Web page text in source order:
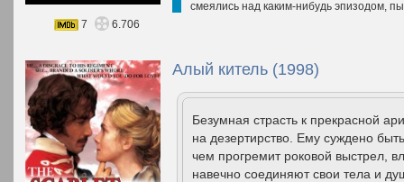
смеялись над каким-нибудь эпизодом,
7
6.706
Алый китель (1998)
Безумная страсть к прекрасной
на дезертирство. Ему суждено
чем прогремит роковой выстрел,
навечно соединяют свои тела и